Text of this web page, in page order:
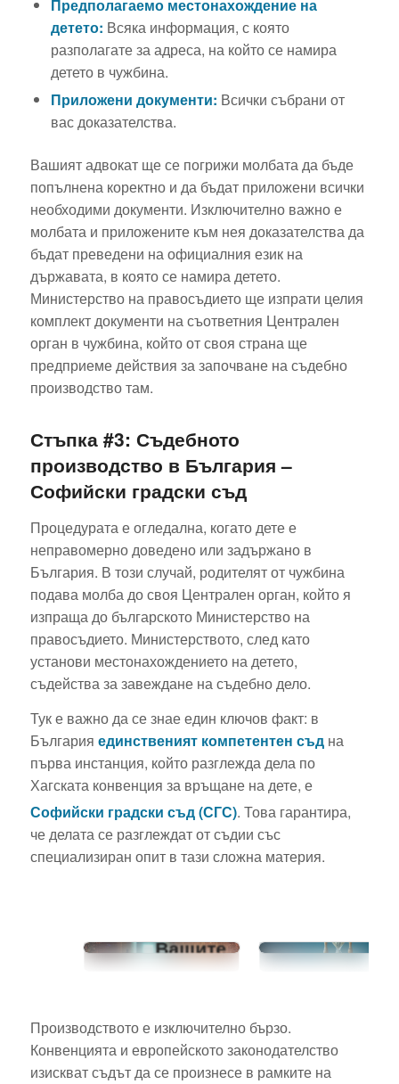
Предполагаемо местонахождение на
детето: Всяка информация, с която
разполагате за адреса, на който се намира
детето в чужбина.
Приложени документи: Всички събрани от
вас доказателства.
Вашият адвокат ще се погрижи молбата да бъде
попълнена коректно и да бъдат приложени всички
необходими документи. Изключително важно е
молбата и приложените към нея доказателства да
бъдат преведени на официалния език на
държавата, в която се намира детето.
Министерство на правосъдието ще изпрати целия
комплект документи на съответния Централен
орган в чужбина, който от своя страна ще
предприеме действия за започване на съдебно
производство там.
Стъпка #3: Съдебното
производство в България –
Софийски градски съд
Процедурата е огледална, когато дете е
неправомерно доведено или задържано в
България. В този случай, родителят от чужбина
подава молба до своя Централен орган, който я
изпраща до българското Министерство на
правосъдието. Министерството, след като
установи местонахождението на детето,
съдейства за завеждане на съдебно дело.
Тук е важно да се знае един ключов факт: в
България единственият компетентен съдна
първа инстанция, който разглежда дела по
Хагската конвенция за връщане на дете, е
Софийски градски съд (СГС). Това гарантира,
че делата се разглеждат от съдии със
специализиран опит в тази сложна материя.
Пробив в
сигурността?
Вашите
задължения
и българското
законодателство
бави
Производството е изключително бързо.
Конвенцията и европейското законодателство
изискват съдът да се произнесе в рамките на